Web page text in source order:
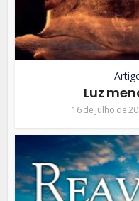
Luz
16 de julho de